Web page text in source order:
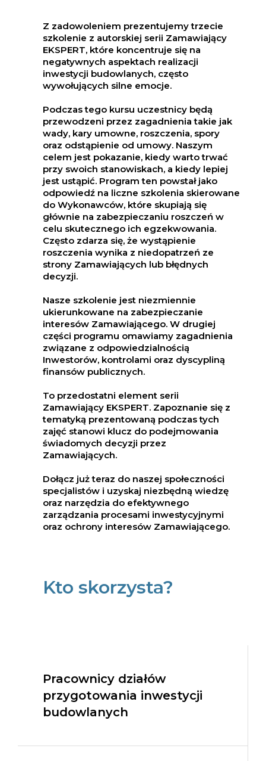
Z zadowoleniem prezentujemy trzecie
szkolenie z autorskiej serii Zamawiający
EKSPERT, które koncentruje się na
negatywnych aspektach realizacji
inwestycji budowlanych, często
wywołujących silne emocje.
Podczas tego kursu uczestnicy będą
przewodzeni przez zagadnienia takie jak
wady, kary umowne, roszczenia, spory
oraz odstąpienie od umowy. Naszym
celem jest pokazanie, kiedy warto trwać
przy swoich stanowiskach, a kiedy lepiej
jest ustąpić. Program ten powstał jako
odpowiedź na liczne szkolenia skierowane
do Wykonawców, które skupiają się
głównie na zabezpieczaniu roszczeń w
celu skutecznego ich egzekwowania.
Często zdarza się, że wystąpienie
roszczenia wynika z niedopatrzeń ze
strony Zamawiających lub błędnych
decyzji.
Nasze szkolenie jest niezmiennie
ukierunkowane na zabezpieczanie
interesów Zamawiającego. W drugiej
części programu omawiamy zagadnienia
związane z odpowiedzialnością
Inwestorów, kontrolami oraz dyscypliną
finansów publicznych.
To przedostatni element serii
Zamawiający EKSPERT. Zapoznanie się z
tematyką prezentowaną podczas tych
zajęć stanowi klucz do podejmowania
świadomych decyzji przez
Zamawiających.
Dołącz już teraz do naszej społeczności
specjalistów i uzyskaj niezbędną wiedzę
oraz narzędzia do efektywnego
zarządzania procesami inwestycyjnymi
oraz ochrony interesów Zamawiającego.
Kto skorzysta?
Pracownicy działów
przygotowania inwestycji
budowlanych